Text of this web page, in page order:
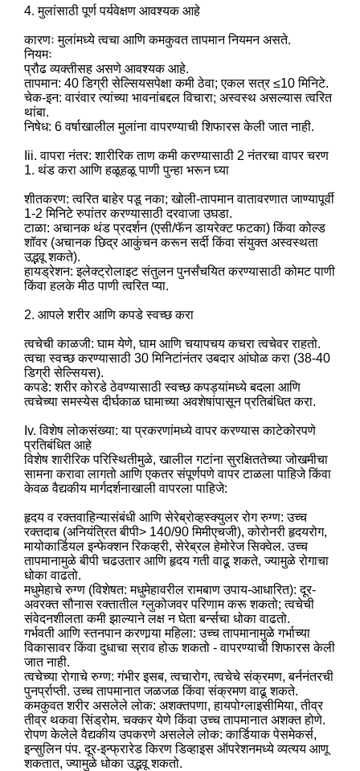
4. मुलांसाठी पूर्ण पर्यवेक्षण आवश्यक आहे
कारणः मुलांमध्ये त्वचा आणि कमकुवत तापमान नियमन असते.
नियमः
प्रौढ व्यक्तीसह असणे आवश्यक आहे.
तापमान: 40 डिग्री सेल्सियसपेक्षा कमी ठेवा; एकल सत्र ≤10 मिनिटे.
चेक-इन: वारंवार त्यांच्या भावनांबद्दल विचारा; अस्वस्थ असल्यास त्वरित
थांबा.
निषेध: 6 वर्षाखालील मुलांना वापरण्याची शिफारस केली जात नाही.
Iii. वापरा नंतर: शारीरिक ताण कमी करण्यासाठी 2 नंतरचा वापर चरण
1. थंड करा आणि हळूहळू पाणी पुन्हा भरून घ्या
शीतकरण: त्वरित बाहेर पडू नका; खोली-तापमान वातावरणात जाण्यापूर्वी
1-2 मिनिटे रुपांतर करण्यासाठी दरवाजा उघडा.
टाळा: अचानक थंड प्रदर्शन (एसी/फॅन डायरेक्ट फटका) किंवा कोल्ड
शॉवर (अचानक छिद्र आकुंचन करून सर्दी किंवा संयुक्त अस्वस्थता
उद्भवू शकते).
हायड्रेशन: इलेक्ट्रोलाइट संतुलन पुनर्संचयित करण्यासाठी कोमट पाणी
किंवा हलके मीठ पाणी त्वरित प्या.
2. आपले शरीर आणि कपडे स्वच्छ करा
त्वचेची काळजी: घाम येणे, घाम आणि चयापचय कचरा त्वचेवर राहतो.
त्वचा स्वच्छ करण्यासाठी 30 मिनिटांनंतर उबदार आंघोळ करा (38-40
डिग्री सेल्सियस).
कपडे: शरीर कोरडे ठेवण्यासाठी स्वच्छ कपड्यांमध्ये बदला आणि
त्वचेच्या समस्येस दीर्घकाळ घामाच्या अवशेषांपासून प्रतिबंधित करा.
Iv. विशेष लोकसंख्या: या प्रकरणांमध्ये वापर करण्यास काटेकोरपणे
प्रतिबंधित आहे
विशेष शारीरिक परिस्थितीमुळे, खालील गटांना सुरक्षिततेच्या जोखमीचा
सामना करावा लागतो आणि एकतर संपूर्णपणे वापर टाळला पाहिजे किंवा
केवळ वैद्यकीय मार्गदर्शनाखाली वापरला पाहिजे:
हृदय व रक्तवाहिन्यासंबंधी आणि सेरेब्रोव्हस्क्युलर रोग रुग्ण: उच्च
रक्तदाब (अनियंत्रित बीपी> 140/90 मिमीएचजी), कोरोनरी हृदयरोग,
मायोकार्डियल इन्फेक्शन रिकव्हरी, सेरेब्रल हेमोरेज सिक्वेल. उच्च
तापमानामुळे बीपी चढउतार आणि हृदय गती वाढू शकते, ज्यामुळे रोगाचा
धोका वाढतो.
मधुमेहाचे रुग्ण (विशेषत: मधुमेहावरील रामबाण उपाय-आधारित): दूर-
अवरक्त सौनास रक्तातील ग्लुकोजवर परिणाम करू शकतो; त्वचेची
संवेदनशीलता कमी झाल्याने लक्ष न घेता बर्न्सचा धोका वाढतो.
गर्भवती आणि स्तनपान करणार्‍या महिला: उच्च तापमानामुळे गर्भाच्या
विकासावर किंवा दुधाचा स्राव होऊ शकतो - वापरण्याची शिफारस केली
जात नाही.
त्वचेच्या रोगाचे रुग्ण: गंभीर इसब, त्वचारोग, त्वचेचे संक्रमण, बर्ननंतरची
पुनर्प्राप्ती. उच्च तापमानात जळजळ किंवा संक्रमण वाढू शकते.
कमकुवत शरीर असलेले लोक: अशक्तपणा, हायपोग्लाइसीमिया, तीव्र
तीव्र थकवा सिंड्रोम. चक्कर येणे किंवा उच्च तापमानात अशक्त होणे.
रोपण केलेले वैद्यकीय उपकरणे असलेले लोक: कार्डियाक पेसमेकर्स,
इन्सुलिन पंप. दूर-इन्फ्रारेड किरण डिव्हाइस ऑपरेशनमध्ये व्यत्यय आणू
शकतात, ज्यामुळे धोका उद्भवू शकतो.